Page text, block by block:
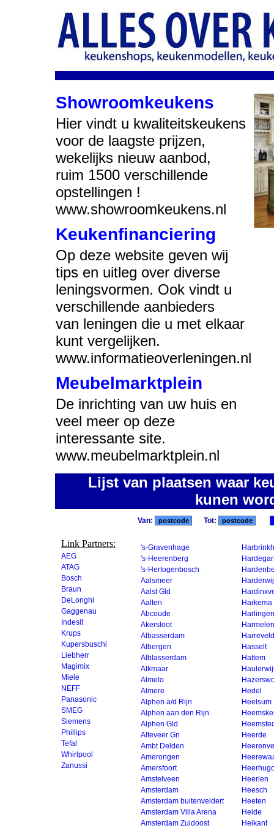
Showroomkeukens
Hier vindt u kwaliteitskeukens
voor de laagste prijzen,
wekelijks nieuw aanbod,
ruim 1500 verschillende
opstellingen !
www.showroomkeukens.nl
Keukenfinanciering
Op deze website geven wij
tips en uitleg over diverse
leningsvormen. Ook vindt u
verschillende aanbieders
van leningen die u met elkaar
kunt vergelijken.
www.informatieoverleningen.nl
Meubelmarktplein
De inrichting van uw huis en
veel meer op deze
interessante site.
www.meubelmarktplein.nl
Lijst van plaatsen waar
kunen
Link Partners:
AEG
ATAG
Bosch
Braun
DeLonghi
Gaggenau
Indesit
Krups
Kupersbuschi
Liebherr
Magimix
Miele
NEFF
Panasonic
SMEG
Siemens
Phillips
Tefal
Whirlpool
Zanussi
Van: Tot:
's-Gravenhage
's-Heerenberg
's-Hertogenbosch
Aalsmeer
Aalst Gld
Aalten
Abcoude
Akersloot
Albasserdam
Albergen
Alblasserdam
Alkmaar
Almelo
Almere
Alphen a/d Rijn
Alphen aan den Rijn
Alphen Gld
Alteveer Gn
Ambt Delden
Amerongen
Amersfoort
Amstelveen
Amsterdam
Amsterdam buitenveldert
Amsterdam Villa Arena
Amsterdam Zuidoost
Harkema
Harlingen
Harmelen
Harreveld
Hasselt
Hattem
Hedel
Heelsum
Heerde
Heerlen
Heesch
Heeten
Heide
Heikant